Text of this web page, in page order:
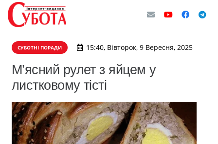
СУБОТНІ ПОРАДИ 15:40, Вівторок, 9 Вересня, 2025
М’ясний рулет з яйцем у
листковому тісті